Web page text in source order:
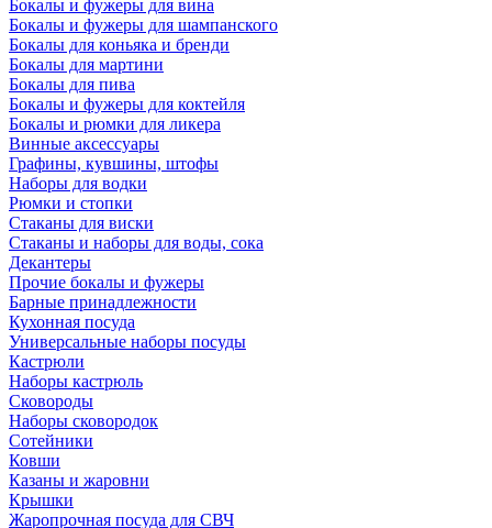
Бокалы и фужеры для вина
Бокалы и фужеры для шампанского
Бокалы для коньяка и бренди
Бокалы для мартини
Бокалы для пива
Бокалы и фужеры для коктейля
Бокалы и рюмки для ликера
Винные аксессуары
Графины, кувшины, штофы
Наборы для водки
Рюмки и стопки
Стаканы для виски
Стаканы и наборы для воды, сока
Декантеры
Прочие бокалы и фужеры
Барные принадлежности
Кухонная посуда
Универсальные наборы посуды
Кастрюли
Наборы кастрюль
Сковороды
Наборы сковородок
Сотейники
Ковши
Казаны и жаровни
Крышки
Жаропрочная посуда для СВЧ